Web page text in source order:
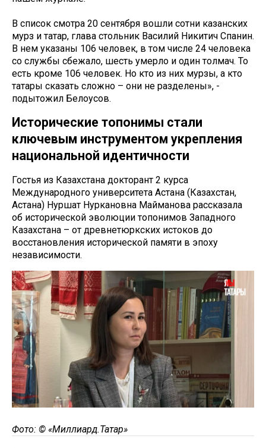
В список смотра 20 сентября вошли сотни казанских
мурз и татар, глава стольник Василий Никитич Спанин.
В нем указаны 106 человек, в том числе 24 человека
со службы сбежало, шесть умерло и один толмач. То
есть кроме 106 человек. Но кто из них мурзы, а кто
татары сказать сложно – они не разделены», -
подытожил Белоусов.
Исторические топонимы стали
ключевым инструментом укрепления
национальной идентичности
Гостья из Казахстана докторант 2 курса
Международного университета Астана (Казахстан,
Астана) Нуршат Нуркановна Майманова рассказала
об исторической эволюции топонимов Западного
Казахстана – от древнетюркских истоков до
восстановления исторической памяти в эпоху
независимости.
Фото: © «Миллиард.Татар»